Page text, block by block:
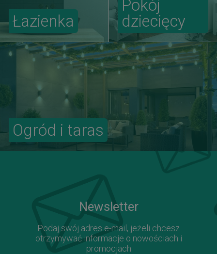
Ogród i taras
Łazienka
Pokój
dziecięcy
Newsletter
Podaj swój adres e-mail, jeżeli chcesz
otrzymywać informacje o nowościach i
promocjach